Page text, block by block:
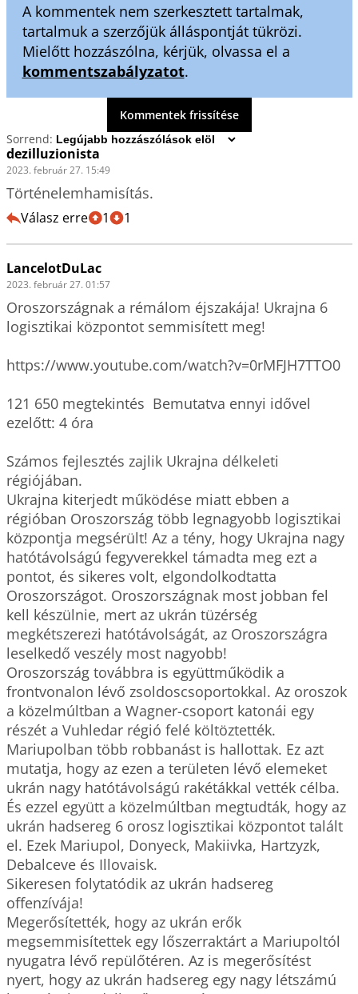
A kommentek nem szerkesztett tartalmak,
tartalmuk a szerzőjük álláspontját tükrözi.
Mielőtt hozzászólna, kérjük, olvassa el a
kommentszabályzatot.
Kommentek frissítése
Sorrend:
dezilluzionista
2023. február 27. 15:49
Történelemhamisítás.
Válasz erre 1 1
LancelotDuLac
2023. február 27. 01:57
Oroszországnak a rémálom éjszakája! Ukrajna 6
logisztikai központot semmisített meg!
https://www.youtube.com/watch?v=0rMFJH7TTO0
121 650 megtekintés  Bemutatva ennyi idővel
ezelőtt: 4 óra
Számos fejlesztés zajlik Ukrajna délkeleti
régiójában.
Ukrajna kiterjedt működése miatt ebben a
régióban Oroszország több legnagyobb logisztikai
központja megsérült! Az a tény, hogy Ukrajna nagy
hatótávolságú fegyverekkel támadta meg ezt a
pontot, és sikeres volt, elgondolkodtatta
Oroszországot. Oroszországnak most jobban fel
kell készülnie, mert az ukrán tüzérség
megkétszerezi hatótávolságát, az Oroszországra
leselkedő veszély most nagyobb!
Oroszország továbbra is együttműködik a
frontvonalon lévő zsoldoscsoportokkal. Az oroszok
a közelmúltban a Wagner-csoport katonái egy
részét a Vuhledar régió felé költöztették.
Mariupolban több robbanást is hallottak. Ez azt
mutatja, hogy az ezen a területen lévő elemeket
ukrán nagy hatótávolságú rakétákkal vették célba.
És ezzel együtt a közelmúltban megtudták, hogy az
ukrán hadsereg 6 orosz logisztikai központot talált
el. Ezek Mariupol, Donyeck, Makiivka, Hartzyzk,
Debalceve és Illovaisk.
Sikeresen folytatódik az ukrán hadsereg
offenzívája!
Megerősítették, hogy az ukrán erők
megsemmisítettek egy lőszerraktárt a Mariupoltól
nyugatra lévő repülőtéren. Az is megerősítést
nyert, hogy az ukrán hadsereg egy nagy létszámú